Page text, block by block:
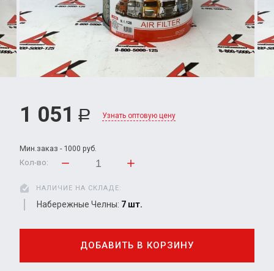
1 051 Р Узнать оптовую цену
Мин.заказ - 1000 руб.
Кол-во:
НАЛИЧИЕ НА СКЛАДЕ:
Набережные Челны: 7 шт.
ДОБАВИТЬ В КОРЗИНУ